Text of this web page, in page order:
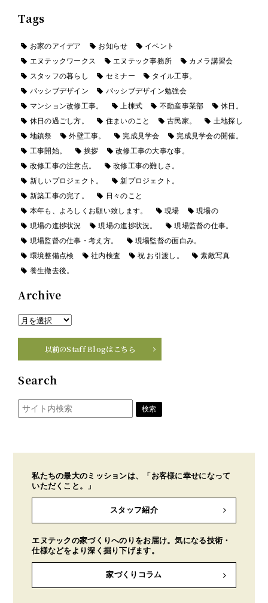
Tags
お家のアイデア お知らせ
イベント
エヌテックワークス
エヌテック事務所
カメラ講習会
スタッフの暮らし
セミナー
タイル工事。
パッシブデザイン
パッシブデザイン勉強会
マンション改修工事。
上棟式 不動産事業部
休日。
休日の過ごし方。
住まいのこと 古民家。
土地探し
地鎮祭
外壁工事。 完成見学会
完成見学会の開催。
工事開始。
挨拶
改修工事の大事な事。
改修工事の注意点。
改修工事の難しさ。
新しいプロジェクト。
新プロジェクト。
新築工事の完了。
日々のこと
本年も、よろしくお願い致します。
現場
現場の
現場の進捗状況
現場の進捗状況。
現場監督の仕事。
現場監督の仕事・考え方。
現場監督の面白み。
環境整備点検
社内検査 祝 お引渡し。
素敵写真
養生撤去後。
Archive
以前のStaff Blogはこちら
Search
私たちの最大のミッションは、「お客様に幸せになって
いただくこと。」
スタッフ紹介
エヌテックの家づくりへのりをお届け。気になる技術・
仕様などをより深く掘り下げます。
家づくりコラム